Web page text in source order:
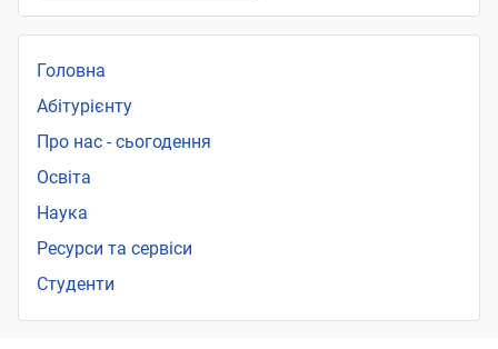
Головна
Абітурієнту
Про нас - сьогодення
Освіта
Наука
Ресурси та сервіси
Студенти